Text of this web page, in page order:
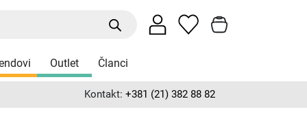
Outlet Članci
Kontakt: +381 (21) 382 88 82